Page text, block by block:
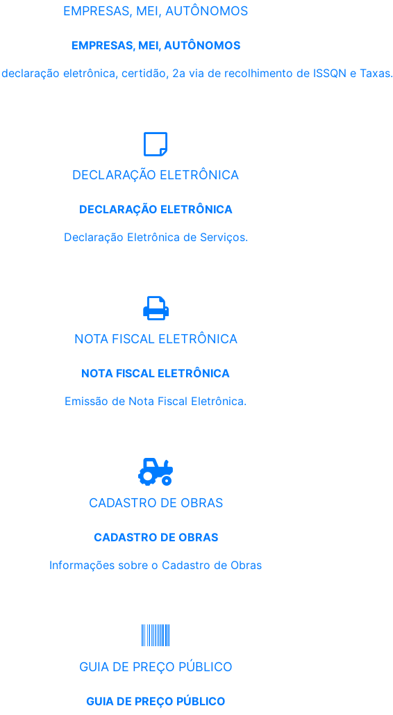
EMPRESAS, MEI, AUTÔNOMOS
EMPRESAS, MEI, AUTÔNOMOS
eletrônica, certidão, 2a via de recolhimento de ISSQN e Taxas.
DECLARAÇÃO ELETRÔNICA
DECLARAÇÃO ELETRÔNICA
Declaração Eletrônica de Serviços.
NOTA FISCAL ELETRÔNICA
NOTA FISCAL ELETRÔNICA
Emissão de Nota Fiscal Eletrônica.
CADASTRO DE OBRAS
CADASTRO DE OBRAS
Informações sobre o Cadastro de Obras
GUIA DE PREÇO PÚBLICO
GUIA DE PREÇO PÚBLICO